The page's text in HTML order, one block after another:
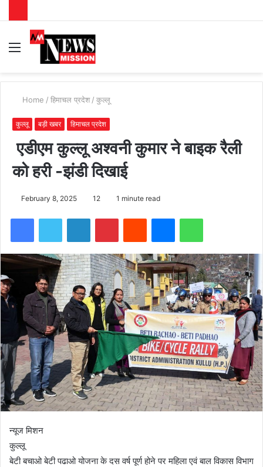
Menu
Home / हिमाचल प्रदेश / कुल्लू
कुल्लू बड़ी खबर हिमाचल प्रदेश
एडीएम कुल्लू अश्वनी कुमार ने बाइक रैली
को हरी -झंडी दिखाई
February 8, 2025 12 1 minute read
न्यूज मिशन
कुल्लू
बेटी बचाओ बेटी पढाओ योजना के दस वर्ष पूर्ण होने पर महिला एवं बाल विकास विभाग